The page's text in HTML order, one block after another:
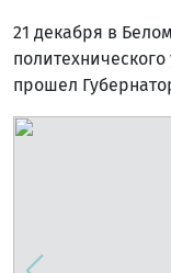
21 декабря в
прошел